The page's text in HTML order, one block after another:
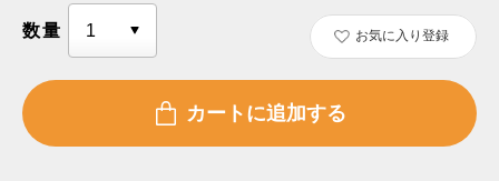
数量 お気に入り登録